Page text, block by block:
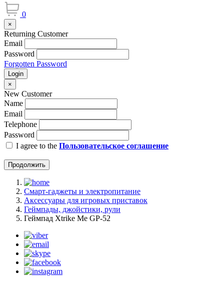
0
×
Returning Customer
Email
Password
Forgotten Password
Login
×
New Customer
Name
Email
Telephone
Password
I agree to the Пользовательское соглашение
Продолжить
Смарт-гаджеты и электропитание
Аксессуары для игровых приставок
Геймпады, джойстики, рули
Геймпад Xtrike Me GP-52